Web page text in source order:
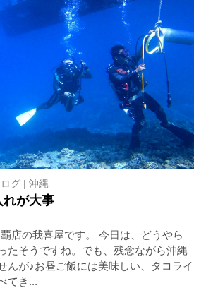
グ| 沖縄
れが大事
店の我喜屋です。 今日は、どうやら
たそうですね。でも、残念ながら沖縄
んが♪お昼ご飯には美味しい、タコライ
てき...